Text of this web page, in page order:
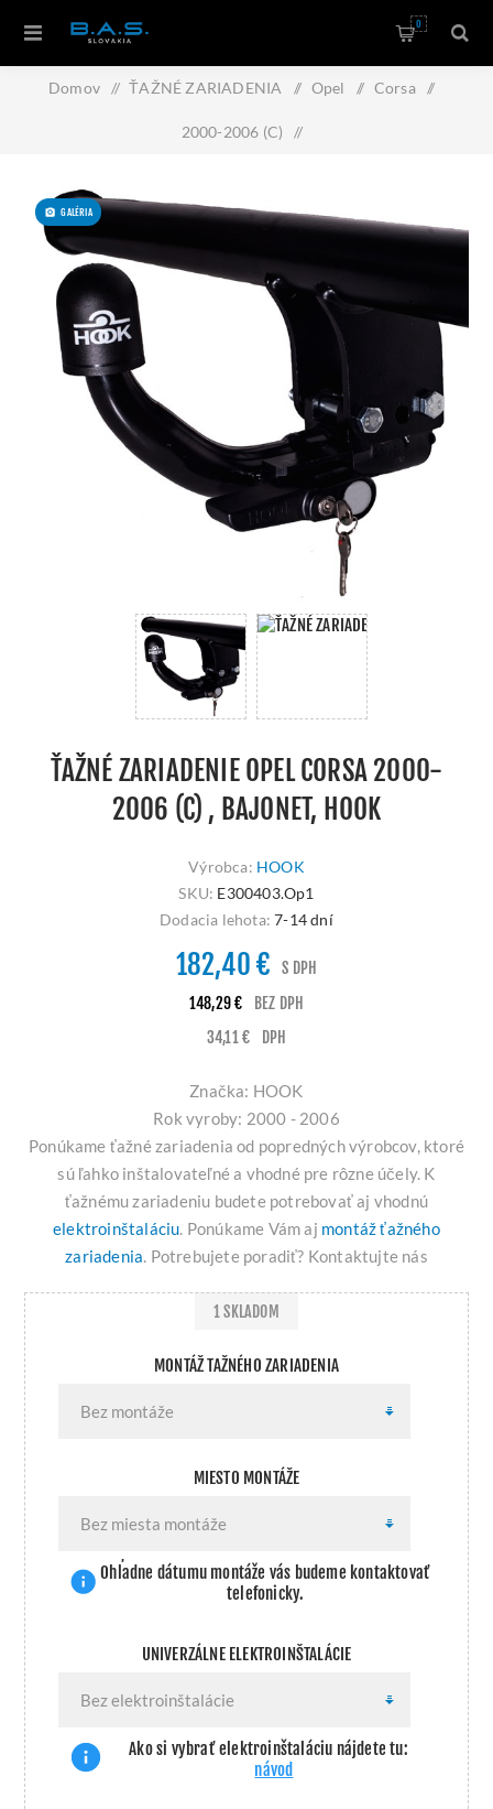
0
Domov / ŤAŽNÉ ZARIADENIA / Opel / Corsa /
2000-2006 (C) /
GALÉRIA
ŤAŽNÉ ZARIADENIE OPEL CORSA 2000-
2006 (C) , BAJONET, HOOK
Výrobca: HOOK
SKU: E300403.Op1
Dodacia lehota: 7-14 dní
182,40 €
S DPH
148,29 €
BEZ DPH
34,11 €
DPH
Značka: HOOK
Rok vyroby: 2000 - 2006
Ponúkame ťažné zariadenia od popredných výrobcov, ktoré
sú ľahko inštalovateľné a vhodné pre rôzne účely. K
ťažnému zariadeniu budete potrebovať aj vhodnú
elektroinštaláciu. Ponúkame Vám aj montáž ťažného
zariadenia. Potrebujete poradiť? Kontaktujte nás
MONTÁŽ TAŽNÉHO ZARIADENIA
MIESTO MONTÁŽE
Ohľadne dátumu montáže vás budeme kontaktovať
telefonicky.
UNIVERZÁLNE ELEKTROINŠTALÁCIE
Ako si vybrať elektroinštaláciu nájdete tu:
návod
1 SKLADOM